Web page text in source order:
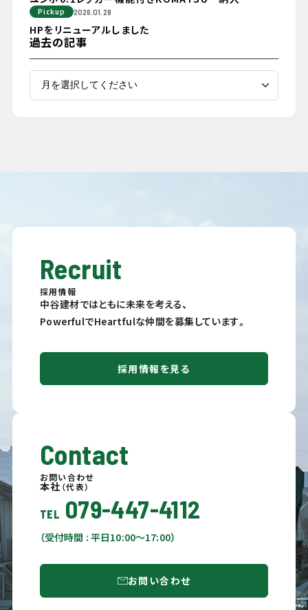
Pickup 2026.01.28
HPをリニューアルしました
過去の記事
Recruit
採用情報
中谷建材ではともに未来を考える、
PowerfulでHeartfulな仲間を募集しています。
採用情報を見る
Contact
お問い合わせ
本社 （代表）
TEL 079-447-4112
（受付時間 : 平日10:00〜17:00）
お問い合わせ